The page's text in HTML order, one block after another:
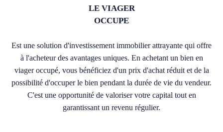
LE VIAGER
OCCUPE
Est une solution d'investissement immobilier attrayante qui offre
à l'acheteur des avantages uniques. En achetant un bien en
viager occupé, vous bénéficiez d'un prix d'achat réduit et de la
possibilité d'occuper le bien pendant la durée de vie du vendeur.
C'est une opportunité de valoriser votre capital tout en
garantissant un revenu régulier.